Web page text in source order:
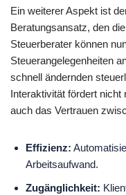
Ein weiterer Aspekt ist
Beratungsansatz, den
Steuerberater können
Steuerangelegenheiten
schnell ändernden
Interaktivität fördert nicht
auch das Vertrauen
Effizienz:
Arbeitsaufwand.
Zugänglichkeit: